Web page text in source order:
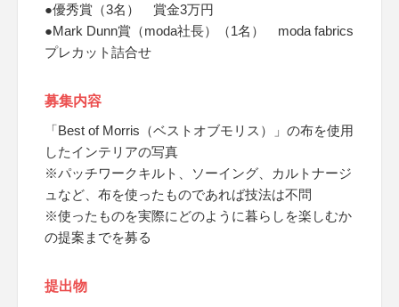
●優秀賞（3名） 賞金3万円
●Mark Dunn賞（moda社長）（1名） moda fabrics
プレカット詰合せ
募集内容
「Best of Morris（ベストオブモリス）」の布を使用
したインテリアの写真
※パッチワークキルト、ソーイング、カルトナージ
ュなど、布を使ったものであれば技法は不問
※使ったものを実際にどのように暮らしを楽しむか
の提案までを募る
提出物